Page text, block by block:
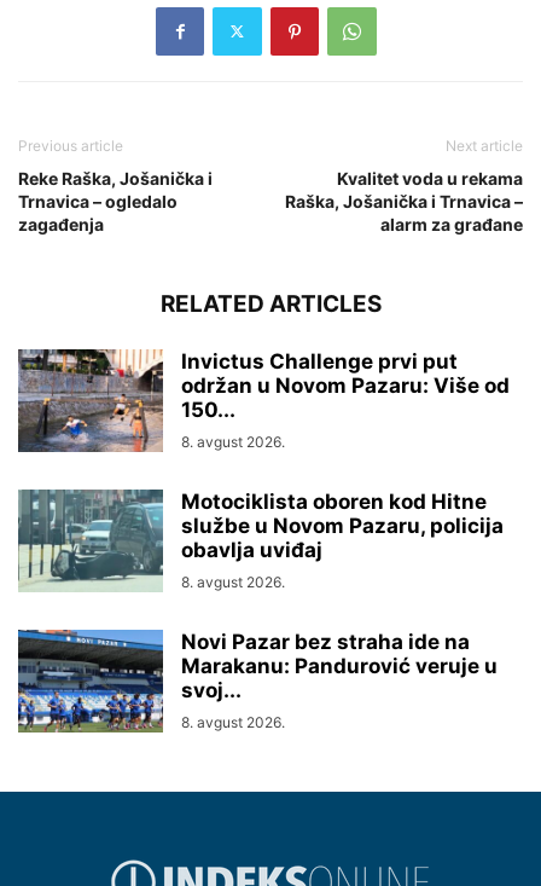
Previous article
Reke Raška, Jošanička i
Trnavica – ogledalo
zagađenja
Next article
Kvalitet voda u rekama
Raška, Jošanička i Trnavica –
alarm za građane
RELATED ARTICLES
Invictus Challenge prvi put
održan u Novom Pazaru: Više od
150...
8. avgust 2026.
Motociklista oboren kod Hitne
službe u Novom Pazaru, policija
obavlja uviđaj
8. avgust 2026.
Novi Pazar bez straha ide na
Marakanu: Pandurović veruje u
svoj...
8. avgust 2026.